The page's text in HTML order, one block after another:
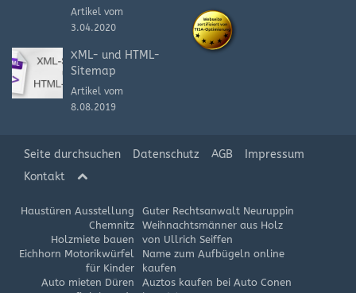
Artikel vom
3.04.2020
XML- und HTML-
Sitemap
Artikel vom
8.08.2019
Seite durchsuchen Datenschutz AGB
Impressum
Kontakt
Haustüren Ausstellung
Chemnitz
Holzmiete bauen
Eichhorn Motorikwürfel
für Kinder
Auto mieten Düren
Guter Rechtsanwalt Neuruppin
Weihnachtsmänner aus Holz
von Ullrich Seiffen
Name zum Aufbügeln online
kaufen
Auztos kaufen bei Auto Conen